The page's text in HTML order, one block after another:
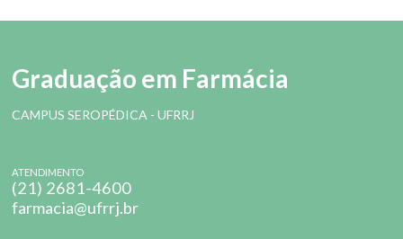
Graduação em Farmácia
CAMPUS SEROPÉDICA - UFRRJ
ATENDIMENTO
(21) 2681-4600
farmacia@ufrrj.br